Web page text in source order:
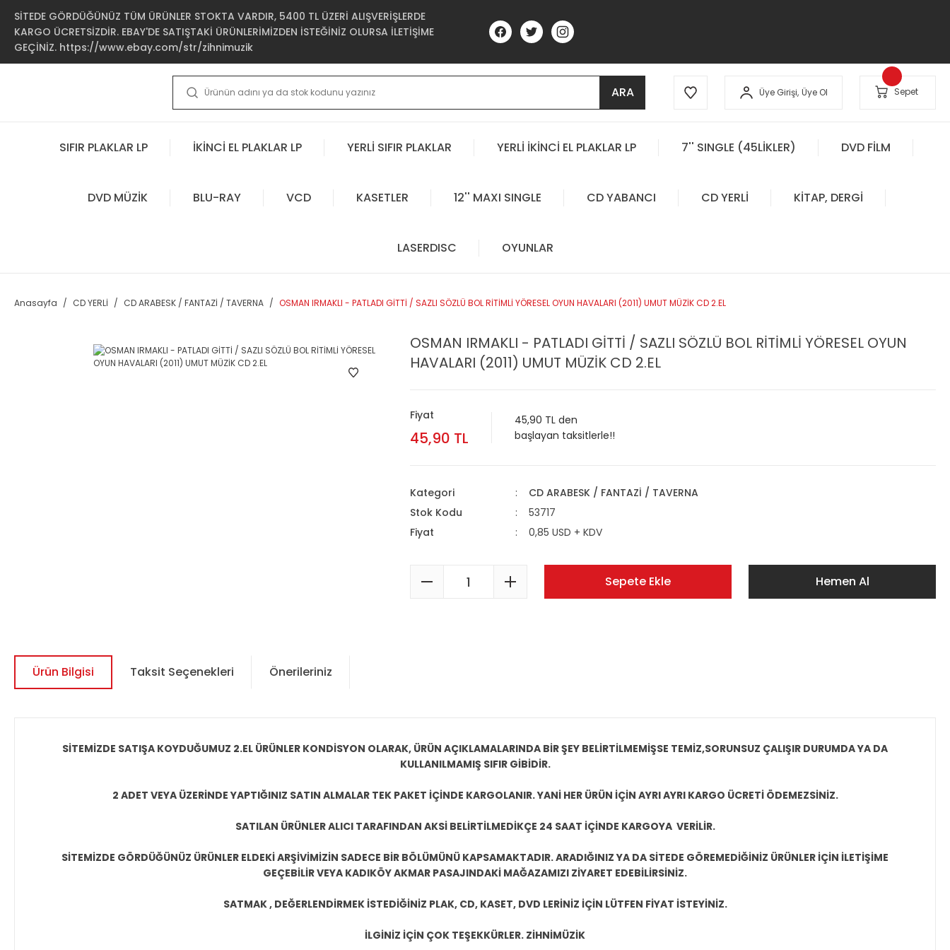
SİTEDE GÖRDÜĞÜNÜZ TÜM ÜRÜNLER STOKTA VARDIR, 5400 TL ÜZERİ ALIŞVERİŞLERDE
KARGO ÜCRETSİZDİR. EBAY'DE SATIŞTAKİ ÜRÜNLERİMİZDEN İSTEĞİNİZ OLURSA İLETİŞİME
GEÇİNİZ. https://www.ebay.com/str/zihnimuzik
ARA Üye Girişi, Üye Ol Sepet
SIFIR PLAKLAR LP İKİNCİ EL PLAKLAR LP YERLİ SIFIR PLAKLAR YERLİ İKİNCİ EL PLAKLAR LP 7'' SINGLE (45LİKLER) DVD FİLM
DVD MÜZİK BLU-RAY VCD KASETLER 12'' MAXI SINGLE CD YABANCI CD YERLİ KİTAP, DERGİ
LASERDISC OYUNLAR
Anasayfa CD YERLİ CD ARABESK / FANTAZİ / TAVERNA OSMAN IRMAKLI - PATLADI GİTTİ / SAZLI SÖZLÜ BOL RİTİMLİ YÖRESEL OYUN HAVALARI (2011) UMUT MÜZİK CD 2.EL
OSMAN IRMAKLI - PATLADI GİTTİ / SAZLI SÖZLÜ BOL RİTİMLİ YÖRESEL OYUN
HAVALARI (2011) UMUT MÜZİK CD 2.EL
Fiyat
45,90 TL
45,90 TL den
başlayan taksitlerle!!
Kategori
CD ARABESK / FANTAZİ / TAVERNA
Stok Kodu
53717
Fiyat
0,85 USD + KDV
Sepete Ekle Hemen Al
Ürün Bilgisi Taksit Seçenekleri Önerileriniz
SİTEMİZDE SATIŞA KOYDUĞUMUZ 2.EL ÜRÜNLER KONDİSYON OLARAK, ÜRÜN AÇIKLAMALARINDA BİR ŞEY BELİRTİLMEMİŞSE TEMİZ,SORUNSUZ ÇALIŞIR DURUMDA YA DA
KULLANILMAMIŞ SIFIR GİBİDİR.
2 ADET VEYA ÜZERİNDE YAPTIĞINIZ SATIN ALMALAR TEK PAKET İÇİNDE KARGOLANIR. YANİ HER ÜRÜN İÇİN AYRI AYRI KARGO ÜCRETİ ÖDEMEZSİNİZ.
SATILAN ÜRÜNLER ALICI TARAFINDAN AKSİ BELİRTİLMEDİKÇE 24 SAAT İÇİNDE KARGOYA VERİLİR.
SİTEMİZDE GÖRDÜĞÜNÜZ ÜRÜNLER ELDEKİ ARŞİVİMİZİN SADECE BİR BÖLÜMÜNÜ KAPSAMAKTADIR. ARADIĞINIZ YA DA SİTEDE GÖREMEDİĞİNİZ ÜRÜNLER İÇİN İLETİŞİME
GEÇEBİLİR VEYA KADIKÖY AKMAR PASAJINDAKİ MAĞAZAMIZI ZİYARET EDEBİLİRSİNİZ.
SATMAK , DEĞERLENDİRMEK İSTEDİĞİNİZ PLAK, CD, KASET, DVD LERİNİZ İÇİN LÜTFEN FİYAT İSTEYİNİZ.
İLGİNİZ İÇİN ÇOK TEŞEKKÜRLER. ZİHNİMÜZİK